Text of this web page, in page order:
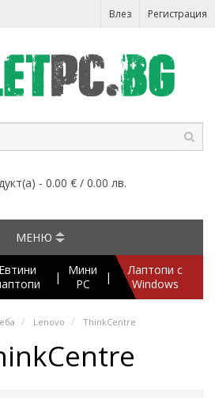
Влез Регистрация
- 0.00 € / 0.00 лв.
МЕНЮ
Евтини
|
Мини
PC
|
Лаптопи с
Windows
Lenovo ThinkCentre